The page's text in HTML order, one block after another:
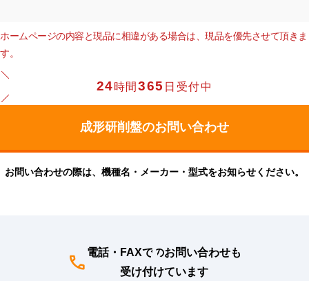
ホームページの内容と現品に相違がある場合は、現品を優先させて頂きま
す。
24時間365 日受付中
お問い合わせの際は、機種名・メーカー・型式をお知らせください。
電話・FAXでのお問い合わせも
受け付けています